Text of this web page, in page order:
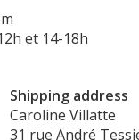
et 14-18h
Shipping address
Caroline Villatte
31 rue André